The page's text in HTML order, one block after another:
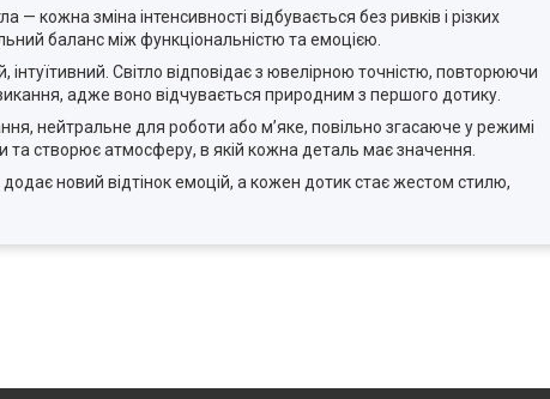
— кожна зміна інтенсивності відбувається без ривків і різких
баланс між функціональністю та емоцією.
Світло відповідає з ювелірною точністю, повторюючи
адже воно відчувається природним з першого дотику.
нейтральне для роботи або м’яке, повільно згасаюче у режимі
та створює атмосферу, в якій кожна деталь має значення.
новий відтінок емоцій, а кожен дотик стає жестом стилю,